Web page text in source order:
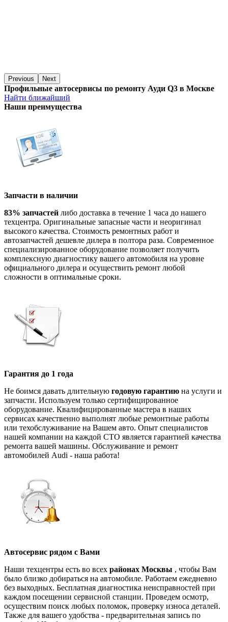
Previous Next
Профильные автосервисы по ремонту Ауди Q3 в Москве
Найти ближайший
Наши преимущества
Запчасти в наличии
83% запчастей либо доставка в течение 1 часа до нашего
техцентра. Оригинальные запасные части и неоригинал
высокого качества. Стоимость ремонтных работ и
автозапчастей дешевле дилера в полтора раза. Современное
специализированное оборудование позволяет получить
комплексную диагностику вашего автомобиля на уровне
официального дилера и осуществить ремонт любой
сложности в оптимальные сроки.
Гарантия до 1 года
Не боимся давать длительную годовую гарантию на услуги и
запчасти. Используем только сертифицированное
оборудование. Квалифицированные мастера в наших
сервисах качественно выполнят любые ремонтные работы
или техобслуживание на Вашем авто. Опыт специалистов
нашей компании на каждой СТО является гарантией качества
ремонта вашей машины. Обслуживание и ремонт
автомобилей Audi - наша работа!
Автосервис рядом с Вами
Наши техцентры есть во всех районах Москвы , чтобы Вам
было близко добираться на автомобиле. Работаем ежедневно
без выходных. Бесплатная диагностика неисправностей при
каждом посещении сервисной станции. Проведем осмотр,
осуществим поиск любых поломок, проверку износа деталей.
Также для вашего удобства - предварительная запись по